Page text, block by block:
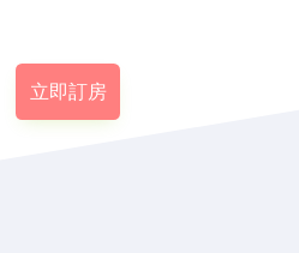
立即訂房